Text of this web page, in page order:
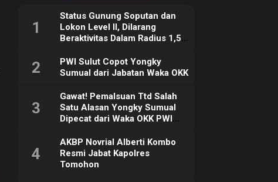
1
Status Gunung Soputan dan
Lokon Level II, Dilarang
Beraktivitas Dalam Radius 1,5
2
PWI Sulut Copot Yongky
Sumual dari Jabatan Waka OKK
3
Gawat! Pemalsuan Ttd Salah
Satu Alasan Yongky Sumual
Dipecat dari Waka OKK PWI
4
AKBP Novrial Alberti Kombo
Resmi Jabat Kapolres
Tomohon